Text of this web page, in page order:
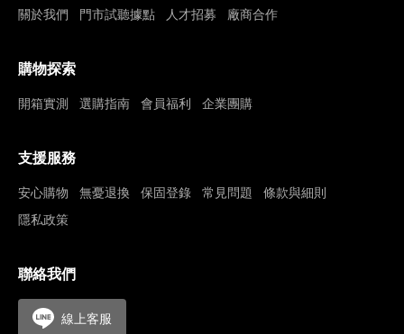
關於我們 門市試聽據點 人才招募 廠商合作
購物探索
開箱實測 選購指南 會員福利 企業團購
支援服務
安心購物 無憂退換 保固登錄 常見問題
條款與細則
隱私政策
聯絡我們
線上客服